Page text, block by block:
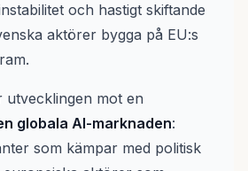
och hastigt skiftande
aktörer bygga på EU:s
utvecklingen mot en
globala AI-marknaden:
som kämpar med politisk